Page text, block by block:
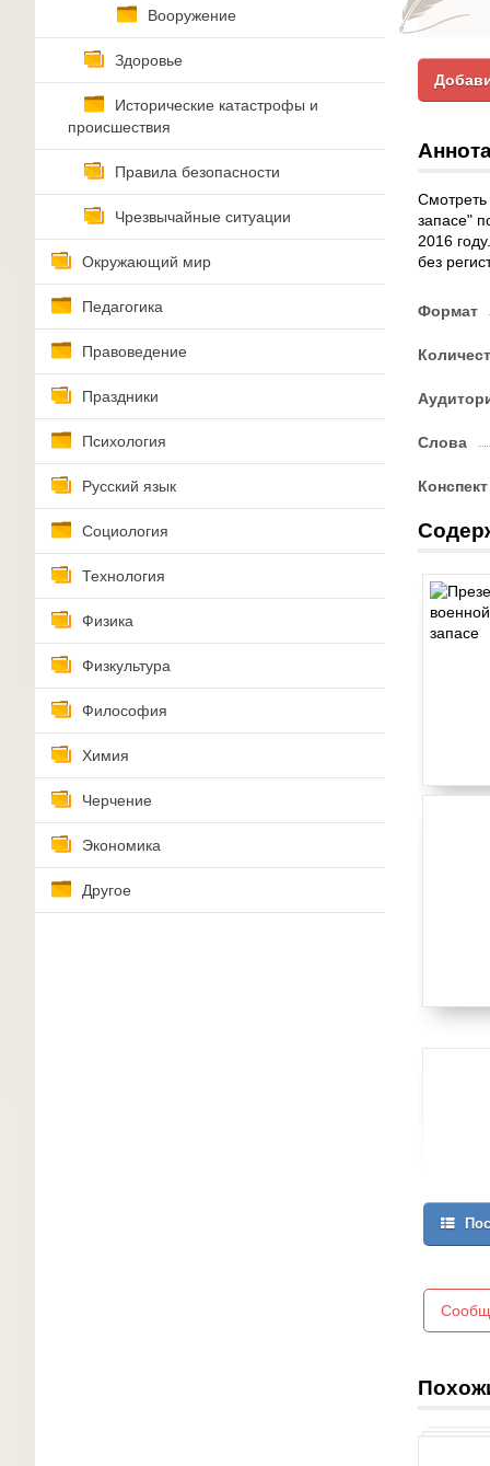
Вооружение
Здоровье
Исторические катастрофы и
происшествия
Правила безопасности
Чрезвычайные ситуации
Окружающий мир
Педагогика
Правоведение
Праздники
Психология
Русский язык
Социология
Технология
Физика
Физкультура
Философия
Химия
Черчение
Экономика
Другое
запасе"
2016
без
Формат
Слова
Конспект